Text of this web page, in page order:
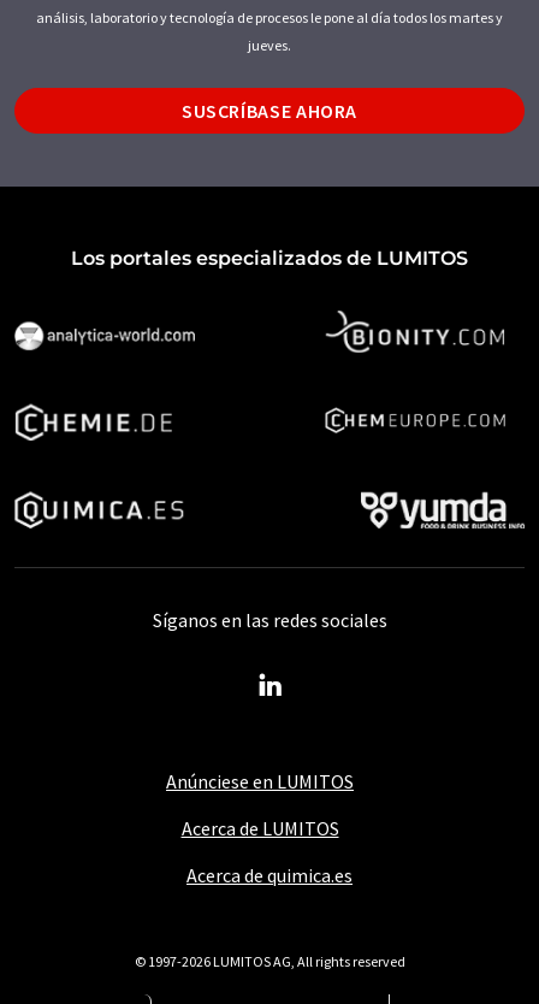
análisis, laboratorio y tecnología de procesos le pone al día todos los martes y
jueves.
SUSCRÍBASE AHORA
Los portales especializados de LUMITOS
Anúnciese en LUMITOS
Acerca de LUMITOS
Acerca de quimica.es
Síganos en las redes sociales
© 1997-2026 LUMITOS AG, All rights reserved